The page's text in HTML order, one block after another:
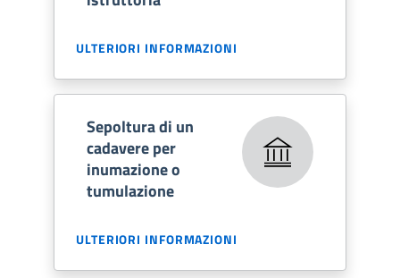
ULTERIORI INFORMAZIONI
Sepoltura di un
cadavere per
inumazione o
tumulazione
ULTERIORI INFORMAZIONI